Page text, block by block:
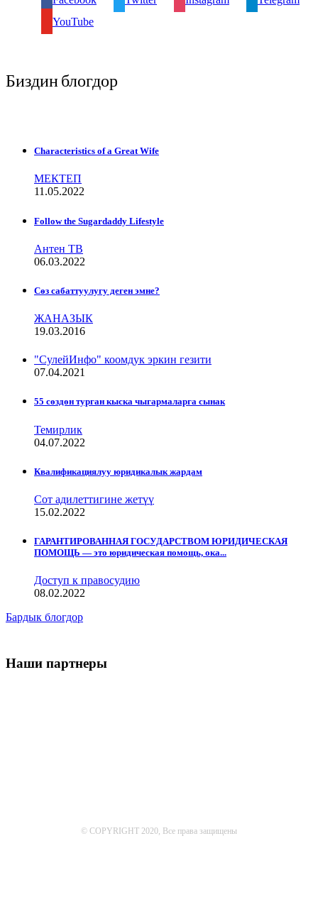
YouTube
Биздин блогдор
Characteristics of a Great Wife
МЕКТЕП
11.05.2022
Follow the Sugardaddy Lifestyle
Антен ТВ
06.03.2022
Сѳз сабаттуулугу деген эмне?
ЖАНАЗЫК
19.03.2016
"СулейИнфо" коомдук эркин гезити
07.04.2021
55 сөздөн турган кыска чыгармаларга сынак
Темирлик
04.07.2022
Квалификациялуу юридикалык жардам
Сот адилеттигине жетүү
15.02.2022
ГАРАНТИРОВАННАЯ ГОСУДАРСТВОМ ЮРИДИЧЕСКАЯ
ПОМОЩЬ — это юридическая помощь, ока...
Доступ к правосудию
08.02.2022
Бардык блогдор
Наши партнеры
© COPYRIGHT 2020, Все права защищены